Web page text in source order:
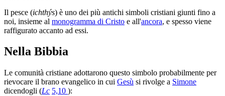
Il pesce (ichthýs) è uno dei più antichi simboli cristiani giunti fino a
noi, insieme al monogramma di Cristo e all'ancora, e spesso viene
raffigurato accanto ad essi.
Nella Bibbia
Le comunità cristiane adottarono questo simbolo probabilmente per
rievocare il brano evangelico in cui Gesù si rivolge a Simone
dicendogli (Lc 5,10 ):